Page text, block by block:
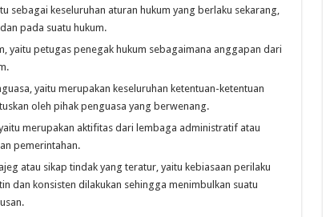
sebagai keseluruhan aturan hukum yang berlaku sekarang,
pada suatu hukum.
yaitu petugas penegak hukum sebagaimana anggapan dari
yaitu merupakan keseluruhan ketentuan-ketentuan
oleh pihak penguasa yang berwenang.
merupakan aktifitas dari lembaga administratif atau
pemerintahan.
atau sikap tindak yang teratur, yaitu kebiasaan perilaku
dan konsisten dilakukan sehingga menimbulkan suatu